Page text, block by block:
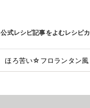
公式レシピ記事をよむレシピ
ほろ苦い☆フロランタン